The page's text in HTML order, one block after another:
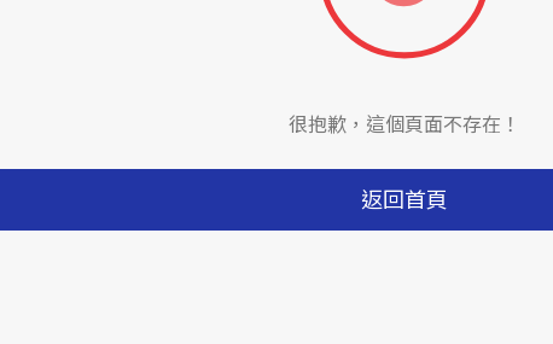
很抱歉，這個頁面不存在！
返回首頁